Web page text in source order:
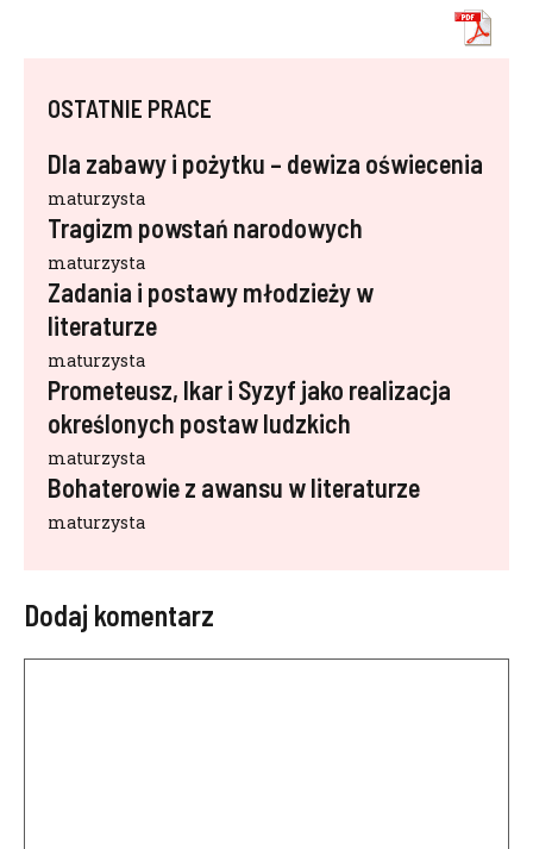
OSTATNIE PRACE
Dla zabawy i pożytku – dewiza oświecenia
maturzysta
Tragizm powstań narodowych
maturzysta
Zadania i postawy młodzieży w
literaturze
maturzysta
Prometeusz, Ikar i Syzyf jako realizacja
określonych postaw ludzkich
maturzysta
Bohaterowie z awansu w literaturze
maturzysta
Dodaj komentarz